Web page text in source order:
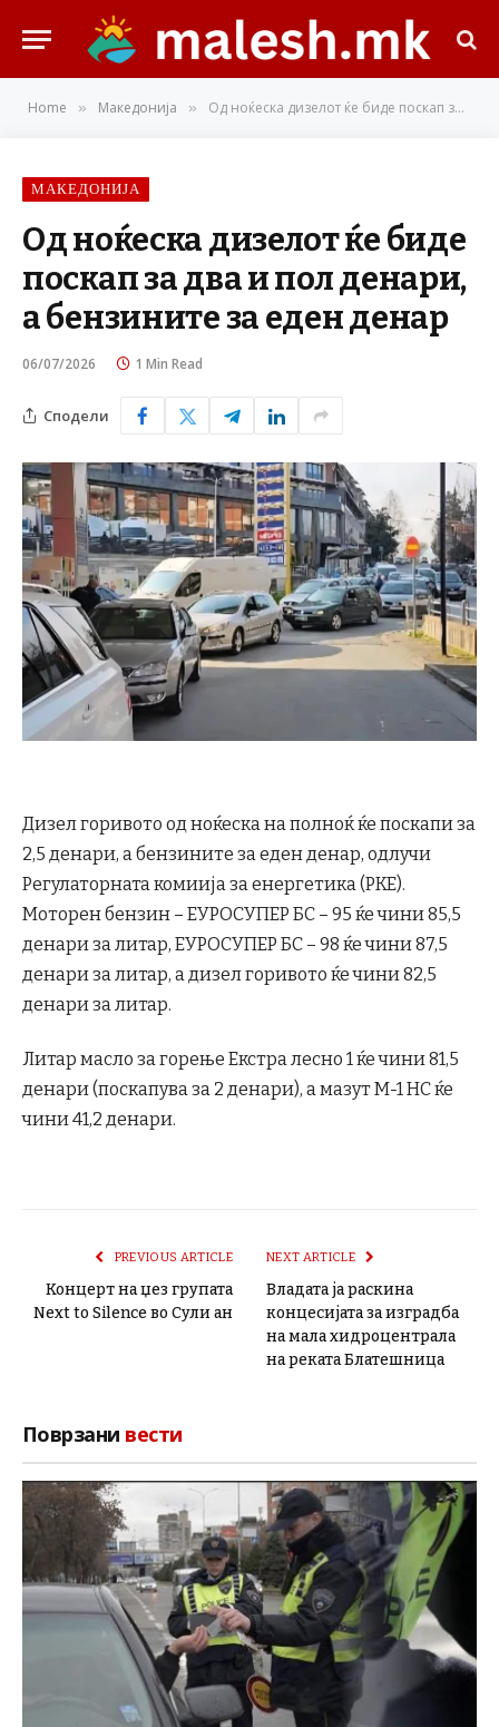
Home » Македонија » Од ноќеска дизелот ќе биде поскап за два и пол денари, а бензините за еден денар
МАКЕДОНИЈА
Од ноќеска дизелот ќе биде
поскап за два и пол денари,
а бензините за еден денар
06/07/2026 1 Min Read
Сподели
Дизел горивото од ноќеска на полноќ ќе поскапи за
2,5 денари, а бензините за еден денар, одлучи
Регулаторната комиија за енергетика (РКЕ).
Моторен бензин – ЕУРОСУПЕР БС – 95 ќе чини 85,5
денари за литар, ЕУРОСУПЕР БС – 98 ќе чини 87,5
денари за литар, а дизел горивото ќе чини 82,5
денари за литар.
Литар масло за горење Екстра лесно 1 ќе чини 81,5
денари (поскапува за 2 денари), а мазут М-1 НС ќе
чини 41,2 денари.
PREVIOUS ARTICLE
Концерт на џез групата
Next to Silence во Сули ан
NEXT ARTICLE
Владата ја раскина
концесијата за изградба
на мала хидроцентрала
на реката Блатешница
Поврзани вести